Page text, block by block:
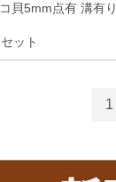
貝5mm点有 溝有り
ット
1